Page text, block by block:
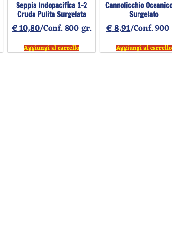
Seppia Indopacifica 1-2
Cruda Pulita Surgelata
€10,80/Conf. 800 gr.
Aggiungi al carrello
Cannolicchio
Surgelato
€8,91/Conf. 900
Aggiungi al carrello